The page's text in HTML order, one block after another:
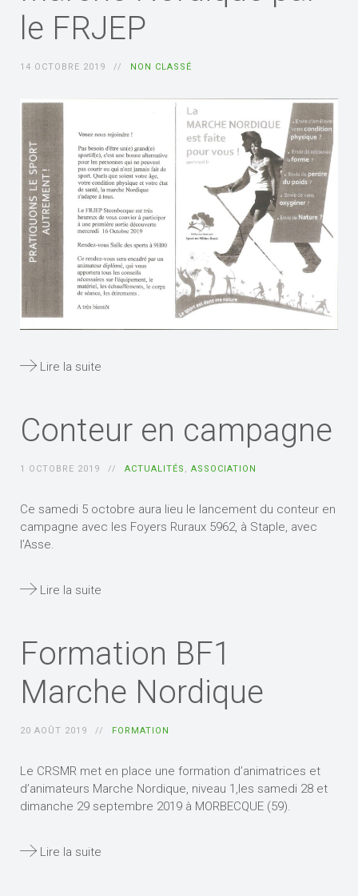
le FRJEP
14 OCTOBRE 2019 NON CLASSÉ
Lire la suite
Conteur en campagne
1 OCTOBRE 2019 ACTUALITÉS , ASSOCIATION
Ce samedi 5 octobre aura lieu le lancement du conteur en
campagne avec les Foyers Ruraux 5962, à Staple, avec
l’Asse.
Lire la suite
Formation BF1
Marche Nordique
20 AOÛT 2019 FORMATION
Le CRSMR met en place une formation d’animatrices et
d’animateurs Marche Nordique, niveau 1,les samedi 28 et
dimanche 29 septembre 2019 à MORBECQUE (59).
Lire la suite